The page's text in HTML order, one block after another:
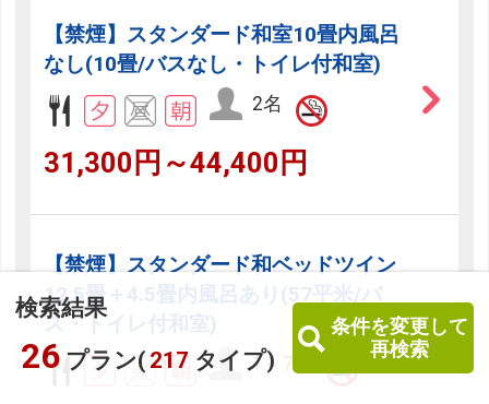
検索結果
26 プラン( 217 タイプ)
条件を変更して
再検索
【禁煙】スタンダード和室10畳内風呂
なし(10畳/バスなし・トイレ付和室)
2名
31,300円～44,400円
【禁煙】スタンダード和ベッドツイン
12.5畳＋4.5畳内風呂あり(57平米/バ
ス・トイレ付和室)
1～7名